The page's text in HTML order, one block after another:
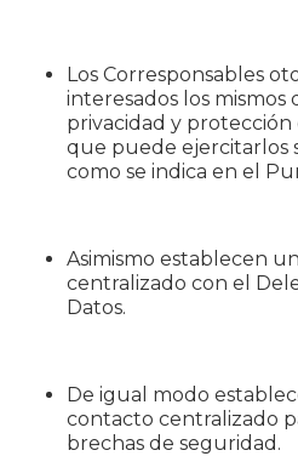
Los Corresponsables
interesados los
privacidad y
que puede ejercitarlos
como se indica en el
Asimismo establecen
centralizado con el
Datos.
De igual modo
contacto centralizado
brechas de seguridad.